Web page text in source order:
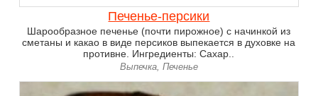
Печенье-персики
Шарообразное печенье (почти пирожное) с начинкой из
сметаны и какао в виде персиков выпекается в духовке на
противне. Ингредиенты: Сахар..
Выпечка, Печенье